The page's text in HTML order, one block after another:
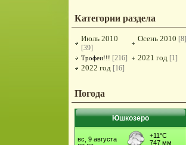
Категории раздела
Июль 2010
[39]
Осень 2010 [8]
Трофеи!!! [216] 2021 год [1]
2022 год [16]
Погода
Юшкозеро